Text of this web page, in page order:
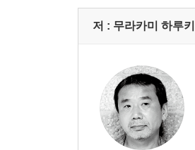
아, 안 돼!
사람들은 왜 지라시 스
넓은 들판 아래에서
작은 과자빵 이야기
포켓 트랜지스터
하늘 위의 블러디 메리
새하얀 거짓말
저 : 무라카미 하루키